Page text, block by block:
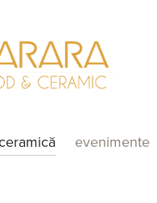
evenimente